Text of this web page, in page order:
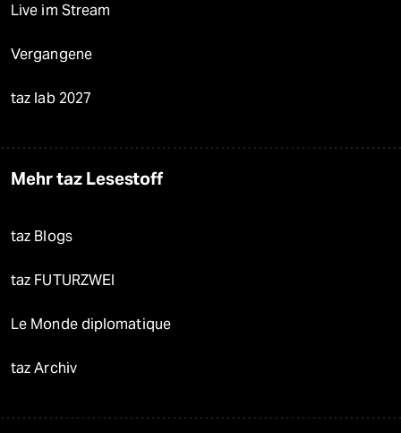
Live im Stream
Vergangene
taz lab 2027
Mehr taz Lesestoff
taz Blogs
taz FUTURZWEI
Le Monde diplomatique
taz Archiv